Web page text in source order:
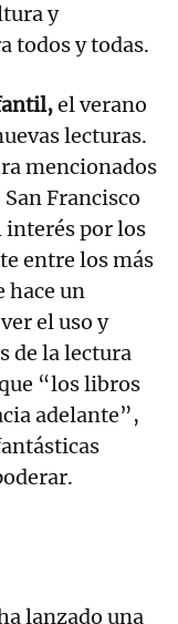
y
todos y todas.
el verano
lecturas.
mencionados
Francisco
interés por los
entre los más
hace un
el uso y
de la lectura
“los libros
adelante”,
lanzado una